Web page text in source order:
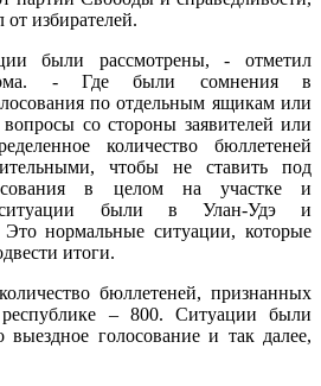
от избирателей.
были рассмотрены, - отметил
- Где были сомнения в
по отдельным ящикам или
со стороны заявителей или
количество бюллетеней
чтобы не ставить под
в целом на участке и
ситуации были в Улан-Удэ и
нормальные ситуации, которые
итоги.
бюллетеней, признанных
– 800. Ситуации были
выездное голосование и так далее,